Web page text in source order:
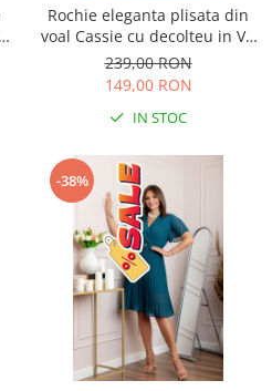
Rochie eleganta plisata din
voal Cassie cu decolteu in V -
Verde
239,00 RON
149,00 RON
IN STOC
-38%